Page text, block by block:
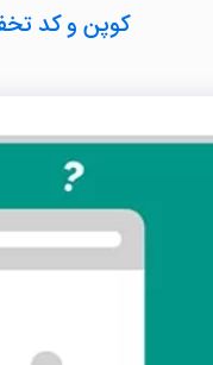
کوپن و کد